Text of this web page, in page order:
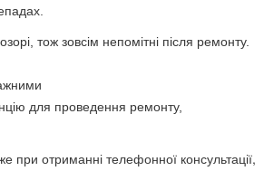
тож зовсім непомітні після ремонту.
для проведення ремонту,
при отриманні телефонної консультації,